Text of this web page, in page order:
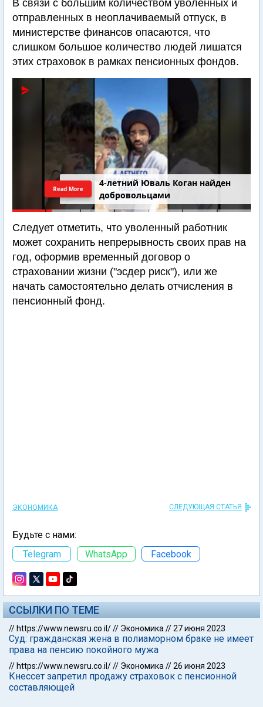
В связи с большим количеством уволенных и
отправленных в неоплачиваемый отпуск, в
министерстве финансов опасаются, что
слишком большое количество людей лишатся
этих страховок в рамках пенсионных фондов.
4-летний Юваль Коган найден
добровольцами
Read More
Следует отметить, что уволенный работник
может сохранить непрерывность своих прав на
год, оформив временный договор о
страховании жизни ("эсдер риск"), или же
начать самостоятельно делать отчисления в
пенсионный фонд.
ЭКОНОМИКА СЛЕДУЮЩАЯ СТАТЬЯ
Будьте с нами:
Telegram
WhatsApp Facebook
ССЫЛКИ ПО ТЕМЕ
// https://www.newsru.co.il/// Экономика //27 июня 2023
Суд: гражданская жена в полиаморном браке не имеет
права на пенсию покойного мужа
// https://www.newsru.co.il/// Экономика //26 июня 2023
Кнессет запретил продажу страховок с пенсионной
составляющей